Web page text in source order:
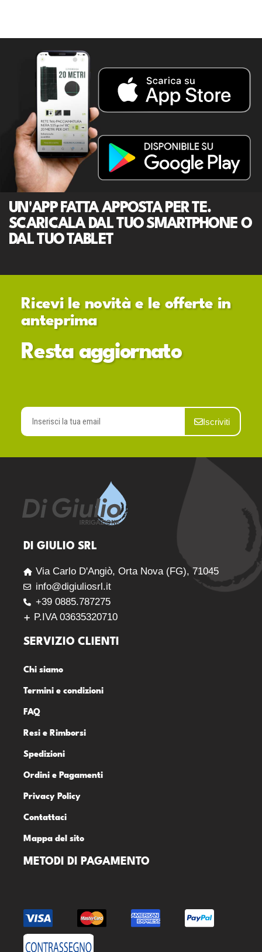
UN'APP FATTA APPOSTA PER TE.
SCARICALA DAL TUO SMARTPHONE O
DAL TUO TABLET
Ricevi le novità e le offerte in
anteprima
Resta aggiornato
Iscriviti
DI GIULIO SRL
Via Carlo D'Angiò, Orta Nova (FG), 71045
info@digiuliosrl.it
+39 0885.787275
P.IVA 03635320710
SERVIZIO CLIENTI
Chi siamo
Termini e condizioni
FAQ
Resi e Rimborsi
Spedizioni
Ordini e Pagamenti
Privacy Policy
Contattaci
Mappa del sito
METODI DI PAGAMENTO